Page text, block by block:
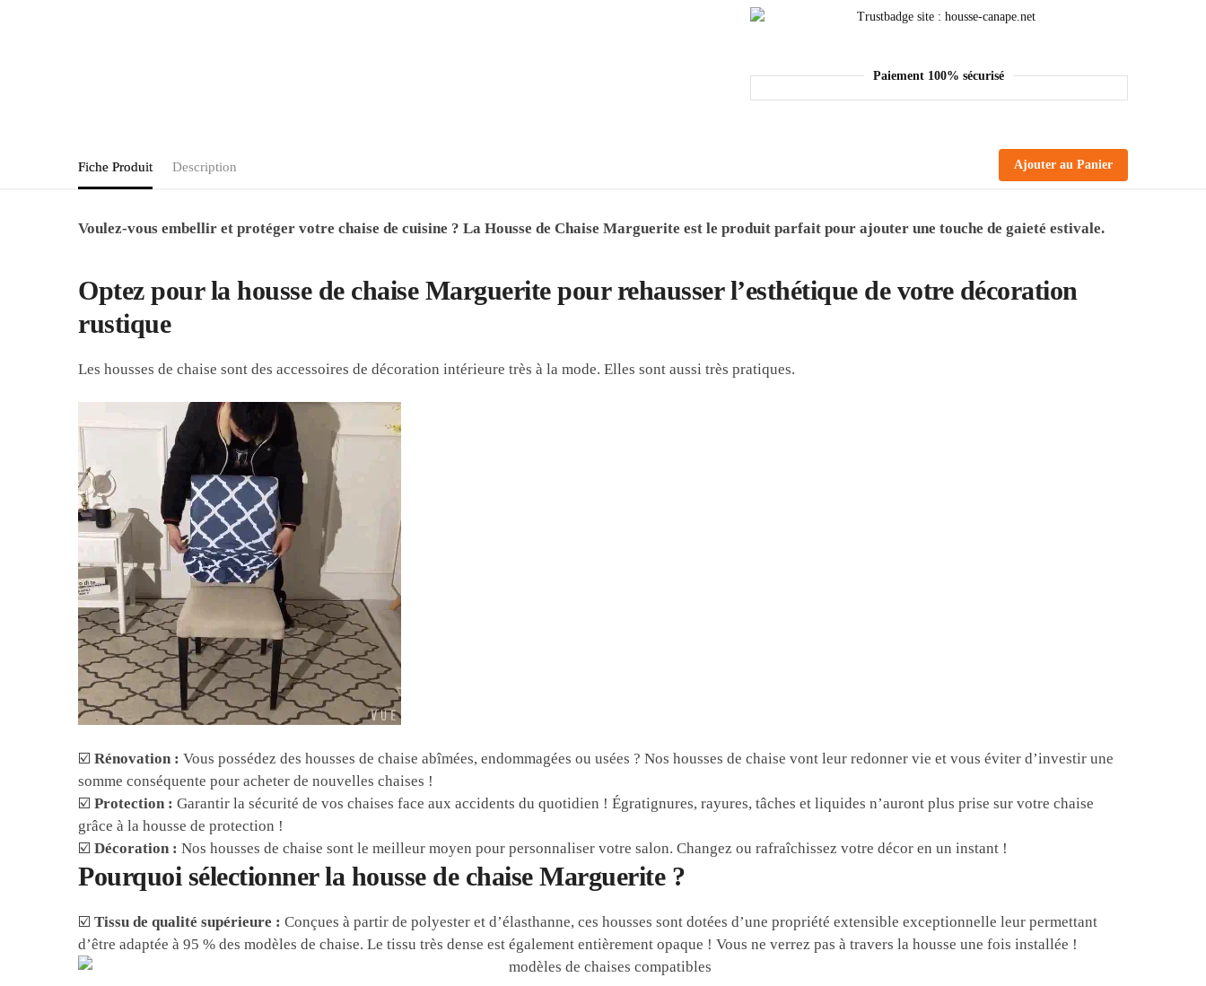
Paiement 100% sécurisé
Fiche Produit Description Ajouter au Panier
Voulez-vous embellir et protéger votre chaise de cuisine ? La Housse de Chaise Marguerite est le produit parfait pour ajouter une touche de gaieté estivale.
Optez pour la housse de chaise Marguerite pour rehausser l’esthétique de votre décoration
rustique
Les housses de chaise sont des accessoires de décoration intérieure très à la mode. Elles sont aussi très pratiques.
☑️Rénovation : Vous possédez des housses de chaise abîmées, endommagées ou usées ? Nos housses de chaise vont leur redonner vie et vous éviter d’investir une
somme conséquente pour acheter de nouvelles chaises !
☑️Protection : Garantir la sécurité de vos chaises face aux accidents du quotidien ! Égratignures, rayures, tâches et liquides n’auront plus prise sur votre chaise
grâce à la housse de protection !
☑️Décoration : Nos housses de chaise sont le meilleur moyen pour personnaliser votre salon. Changez ou rafraîchissez votre décor en un instant !
Pourquoi sélectionner la housse de chaise Marguerite ?
☑️Tissu de qualité supérieure : Conçues à partir de polyester et d’élasthanne, ces housses sont dotées d’une propriété extensible exceptionnelle leur permettant
d’être adaptée à 95 % des modèles de chaise. Le tissu très dense est également entièrement opaque ! Vous ne verrez pas à travers la housse une fois installée !